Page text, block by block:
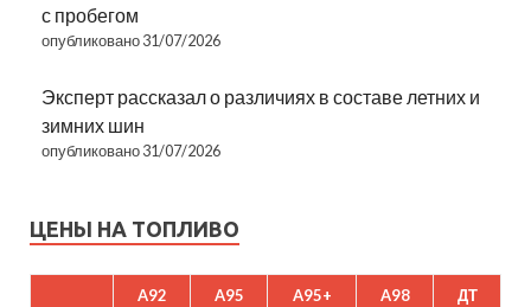
с пробегом
опубликовано 31/07/2026
Эксперт рассказал о различиях в составе летних и
зимних шин
опубликовано 31/07/2026
ЦЕНЫ НА ТОПЛИВО
A92 A95 A95+ A98 ДТ